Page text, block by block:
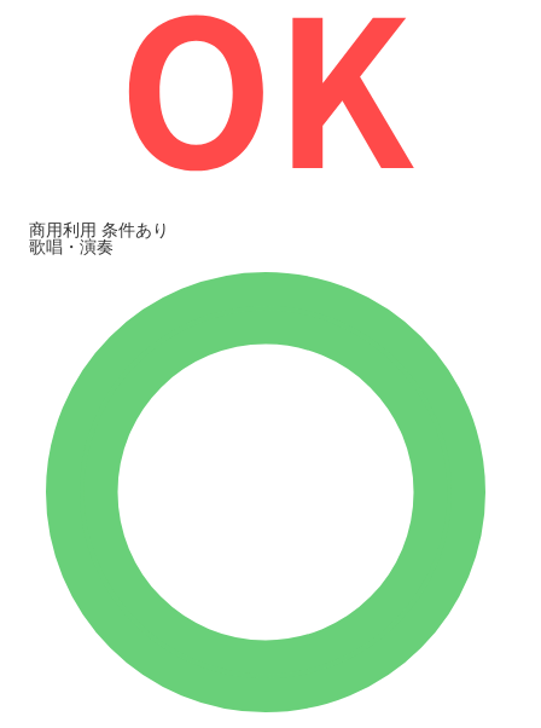
商用利用 条件あり
歌唱・演奏